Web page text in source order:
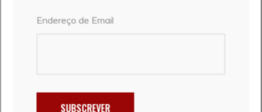
Endereço de Email
SUBSCREVER